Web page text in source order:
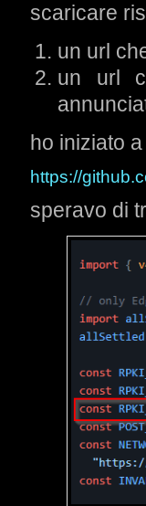
scaricare
un url
un url
ho iniziato
https://
speravo di